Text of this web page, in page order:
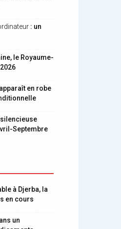
: un
le Royaume-
en robe
Septembre
à Djerba, la
en cours
un